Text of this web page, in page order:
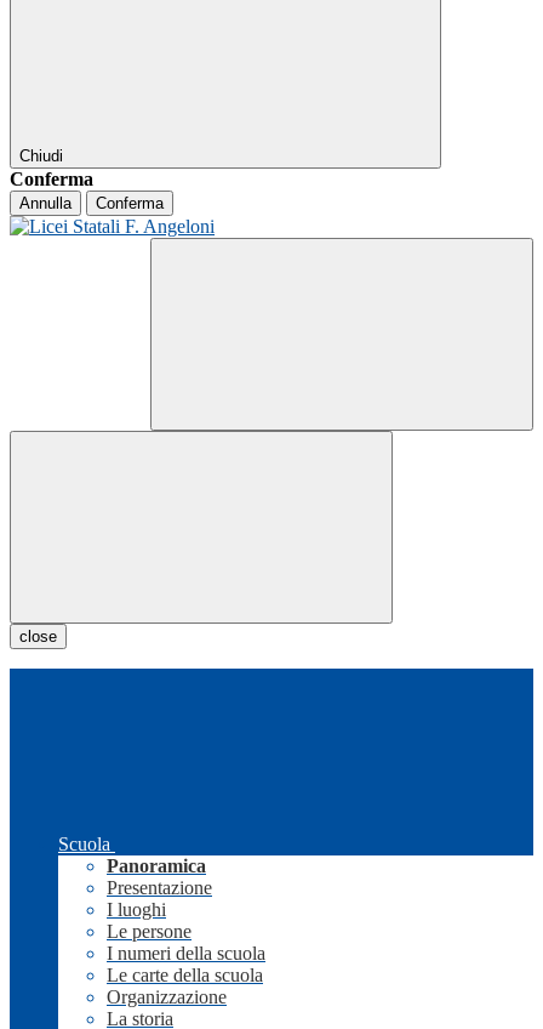
Chiudi
Conferma
Annulla Conferma
close
Scuola
Panoramica
Presentazione
I luoghi
Le persone
I numeri della scuola
Le carte della scuola
Organizzazione
La storia